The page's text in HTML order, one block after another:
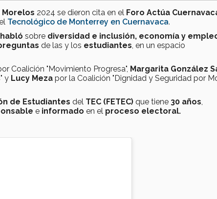
Morelos 2024 se dieron cita en el Foro Actúa
Tecnológico de Monterrey en Cuernavaca.
sobre diversidad e inclusión, economía y
de las y los estudiantes, en un espacio
Coalición "Movimiento Progresa", Margarita González
y Lucy Meza por la Coalición "Dignidad y Seguridad por
de Estudiantes del TEC (FETEC) que tiene 30 años,
e informado en el proceso electoral.